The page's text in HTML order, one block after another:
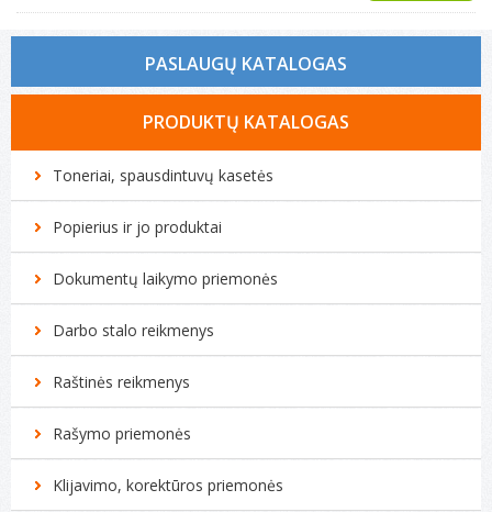
PASLAUGŲ KATALOGAS
Tonerio kasečių pildymas
Spausdintuvų remontas
Biuro technikos remontas
Kompiuterių remontas
PRODUKTŲ KATALOGAS
Toneriai, spausdintuvų kasetės
Popierius ir jo produktai
Dokumentų laikymo priemonės
Darbo stalo reikmenys
Raštinės reikmenys
Rašymo priemonės
Klijavimo, korektūros priemonės